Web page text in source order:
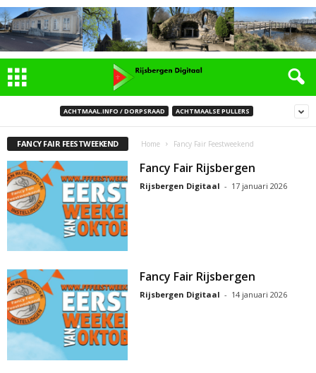
ACHTMAAL.INFO / DORPSRAAD ACHTMAALSE PULLERS
FANCY FAIR FEESTWEEKEND Home Fancy Fair Feestweekend
Fancy Fair Rijsbergen
Rijsbergen Digitaal - 17 januari 2026
Fancy Fair Rijsbergen
Rijsbergen Digitaal - 14 januari 2026